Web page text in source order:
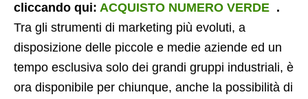
cliccando qui: ACQUISTO NUMERO VERDE .
Tra gli strumenti di marketing più evoluti, a
disposizione delle piccole e medie aziende ed un
tempo esclusiva solo dei grandi gruppi industriali, è
ora disponibile per chiunque, anche la possibilità di